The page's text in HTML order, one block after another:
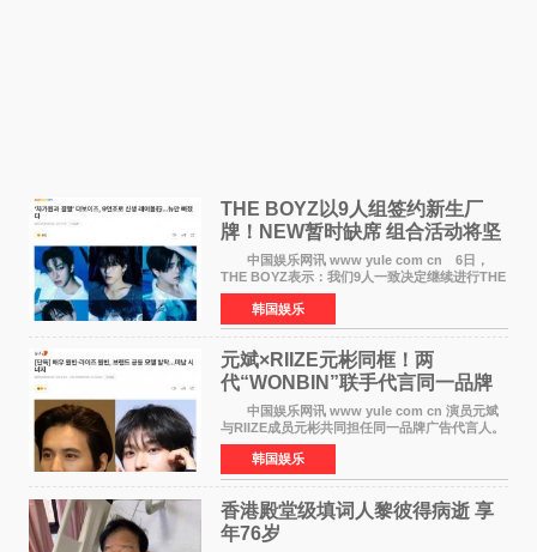
THE BOYZ以9人组签约新生厂
牌！NEW暂时缺席 组合活动将坚
定不移继续
中国娱乐网讯 www yule com cn 6日，
THE BOYZ表示：我们9人一致决定继续进行THE
BOYZ组合活动，并且已经完成了组合团体活动
签约。目前正在新生厂牌下进行活动准备。尚未
离开THE BOYZ原所
韩国娱乐
元斌×RIIZE元彬同框！两
代“WONBIN”联手代言同一品牌
颜值天花板合体
中国娱乐网讯 www yule com cn 演员元斌
与RIIZE成员元彬共同担任同一品牌广告代言人。
6日据独家报道，继演员元斌之后，RIIZE元彬最
近也被选为某在线中介平台A公司的共同广告代言
人，两人将作
韩国娱乐
香港殿堂级填词人黎彼得病逝 享
年76岁​